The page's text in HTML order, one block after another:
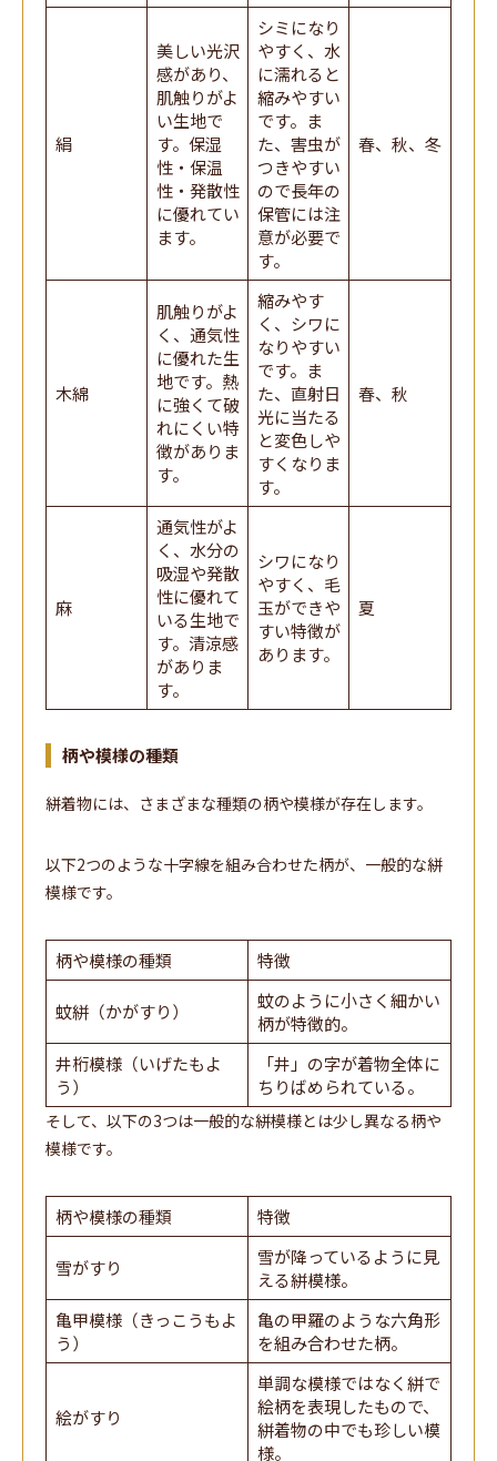
絹
美しい光沢
感があり、
肌触りがよ
い生地で
す。保湿
性・保温
性・発散性
に優れてい
ます。
シミになり
やすく、水
に濡れると
縮みやすい
です。ま
た、害虫が
つきやすい
ので長年の
保管には注
意が必要で
す。
春、秋、冬
木綿
肌触りがよ
く、通気性
に優れた生
地です。熱
に強くて破
れにくい特
徴がありま
す。
縮みやす
く、シワに
なりやすい
です。ま
た、直射日
光に当たる
と変色しや
すくなりま
す。
春、秋
麻
通気性がよ
く、水分の
吸湿や発散
性に優れて
いる生地で
す。清涼感
がありま
す。
シワになり
やすく、毛
玉ができや
すい特徴が
あります。
夏
柄や模様の種類
絣着物には、さまざまな種類の柄や模様が存在します。
以下2つのような十字線を組み合わせた柄が、一般的な絣
模様です。
柄や模様の種類 特徴
蚊絣（かがすり）
蚊のように小さく細かい
柄が特徴的。
井桁模様（いげたもよ
う）
「井」の字が着物全体に
ちりばめられている。
そして、以下の3つは一般的な絣模様とは少し異なる柄や
模様です。
柄や模様の種類 特徴
雪がすり
雪が降っているように見
える絣模様。
亀甲模様（きっこうもよ
う）
亀の甲羅のような六角形
を組み合わせた柄。
絵がすり
単調な模様ではなく絣で
絵柄を表現したもので、
絣着物の中でも珍しい模
様。